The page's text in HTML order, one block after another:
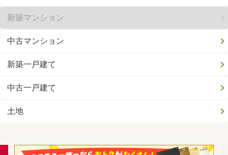
新築マンション
中古マンション
新築一戸建て
中古一戸建て
土地